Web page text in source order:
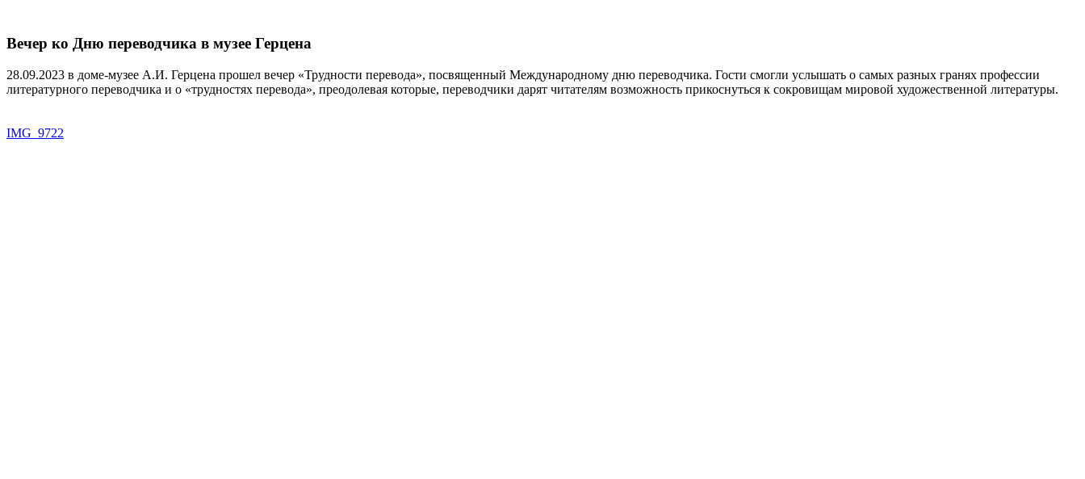
Вечер ко Дню переводчика в музее Герцена
28.09.2023 в доме-музее А.И. Герцена прошел вечер «Трудности перевода», посвященный Международному дню переводчика. Гости смогли услышать о самых разных гранях профессии
литературного переводчика и о «трудностях перевода», преодолевая которые, переводчики дарят читателям возможность прикоснуться к сокровищам мировой художественной литературы.
IMG_9722